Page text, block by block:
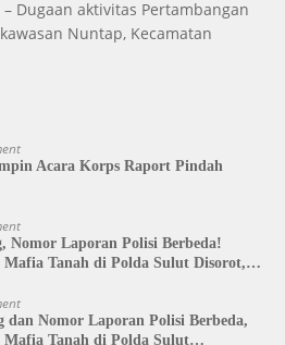
– Dugaan aktivitas Pertambangan
Nuntap, Kecamatan
Acara Korps Raport Pindah
Nomor Laporan Polisi Berbeda!
Mafia Tanah di Polda Sulut Disorot,
dan Nomor Laporan Polisi Berbeda,
Mafia Tanah di Polda Sulut